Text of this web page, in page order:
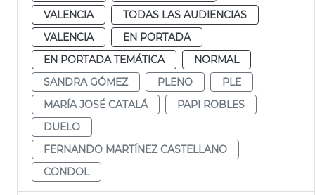
VALENCIA
TODAS LAS AUDIENCIAS
VALENCIA
EN PORTADA
EN PORTADA TEMÁTICA
NORMAL
SANDRA GÓMEZ
PLENO
PLE
MARÍA JOSÉ CATALÁ
PAPI ROBLES
DUELO
FERNANDO MARTÍNEZ CASTELLANO
CONDOL